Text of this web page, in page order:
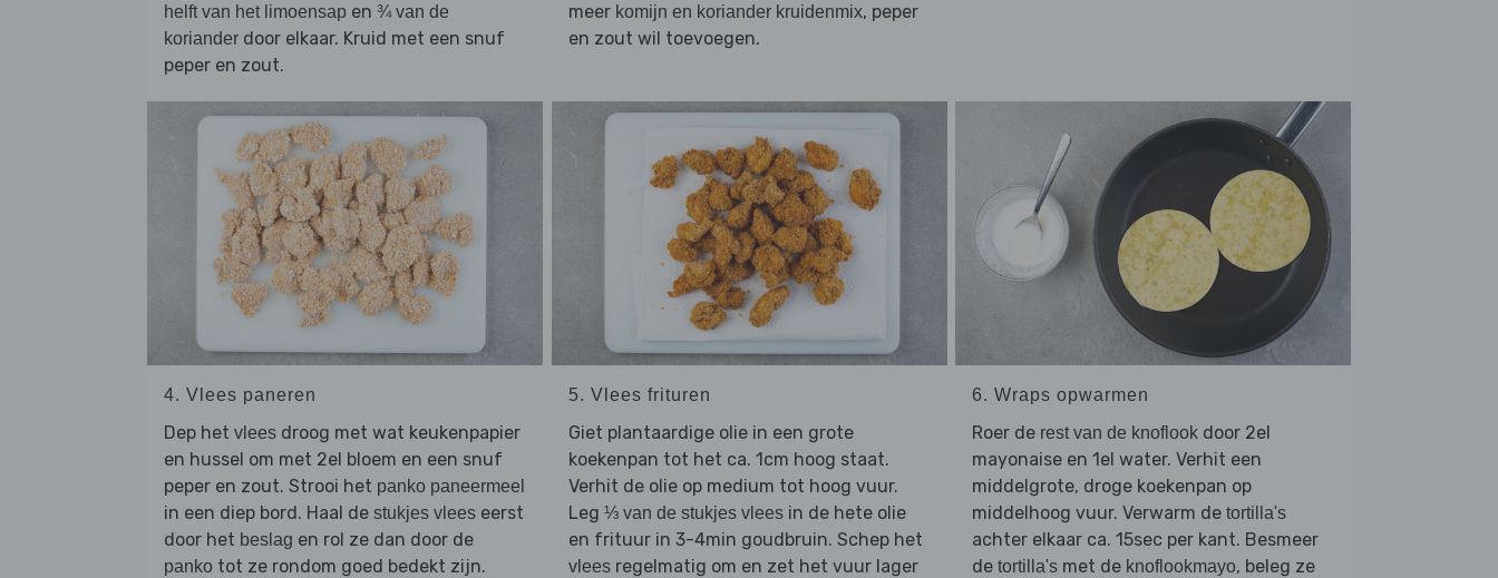
helft van het limoensap en ¾ van de
koriander door elkaar. Kruid met een snuf
peper en zout.
meer komijn en koriander kruidenmix, peper
en zout wil toevoegen.
4. Vlees paneren
Dep het vlees droog met wat keukenpapier
en hussel om met 2el bloem en een snuf
peper en zout. Strooi het panko paneermeel
in een diep bord. Haal de stukjes vlees eerst
door het beslag en rol ze dan door de
panko tot ze rondom goed bedekt zijn.
5. Vlees frituren
Giet plantaardige olie in een grote
koekenpan tot het ca. 1cm hoog staat.
Verhit de olie op medium tot hoog vuur.
Leg ⅓ van de stukjes vleesin de hete olie
en frituur in 3-4min goudbruin. Schep het
vleesregelmatig om en zet het vuur lager
6. Wraps opwarmen
Roer de rest van de knoflook door 2el
mayonaise en 1el water. Verhit een
middelgrote, droge koekenpan op
middelhoog vuur. Verwarm de tortilla's
achter elkaar ca. 15sec per kant. Besmeer
de tortilla's met de knoflookmayo, beleg ze